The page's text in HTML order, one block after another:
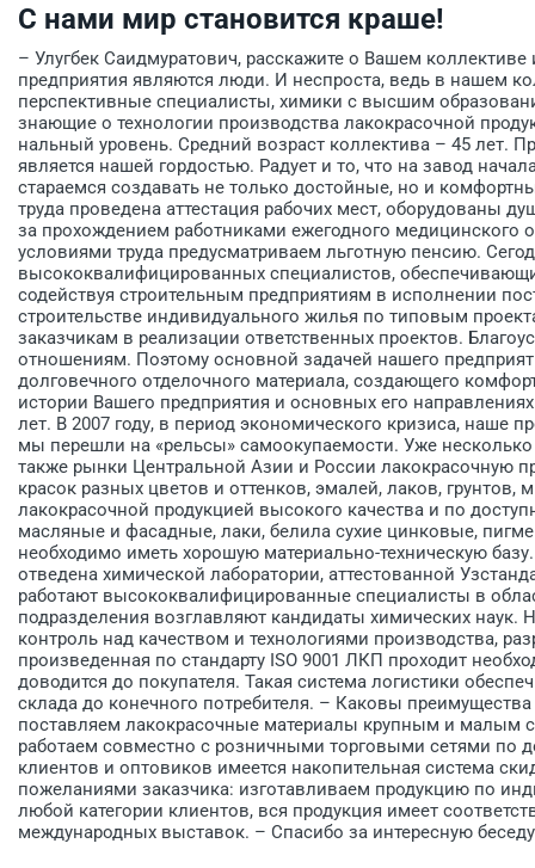
С нами мир становится краше!
– Улугбек Саидмуратович, расскажите о Вашем
предприятия являются люди. И неспроста, ведь в нашем
перспективные специалисты, химики с высшим
знающие о технологии производства лакокрасочной
нальный уровень. Средний возраст коллектива – 45 лет.
является нашей гордостью. Радует и то, что на завод
стараемся создавать не только достойные, но и
труда проведена аттестация рабочих мест, оборудованы
за прохождением работниками ежегодного медицинского
условиями труда предусматриваем льготную пенсию.
высококвалифицированных специалистов,
содействуя строительным предприятиям в исполнении
строительстве индивидуального жилья по типовым
заказчикам в реализации ответственных проектов.
отношениям. Поэтому основной задачей нашего
долговечного отделочного материала, создающего
истории Вашего предприятия и основных его
лет. В 2007 году, в период экономического кризиса, наше
мы перешли на «рельсы» самоокупаемости. Уже
также рынки Центральной Азии и России лакокрасочную
красок разных цветов и оттенков, эмалей, лаков,
лакокрасочной продукцией высокого качества и по
масляные и фасадные, лаки, белила сухие цинковые,
необходимо иметь хорошую материально-техническую
отведена химической лаборатории, аттестованной
работают высококвалифицированные специалисты в
подразделения возглавляют кандидаты химических наук.
контроль над качеством и технологиями производства,
произведенная по стандарту ISO 9001 ЛКП проходит
доводится до покупателя. Такая система логистики
склада до конечного потребителя. – Каковы
поставляем лакокрасочные материалы крупным и
работаем совместно с розничными торговыми сетями по
клиентов и оптовиков имеется накопительная система
пожеланиями заказчика: изготавливаем продукцию по
любой категории клиентов, вся продукция имеет
международных выставок. – Спасибо за интересную